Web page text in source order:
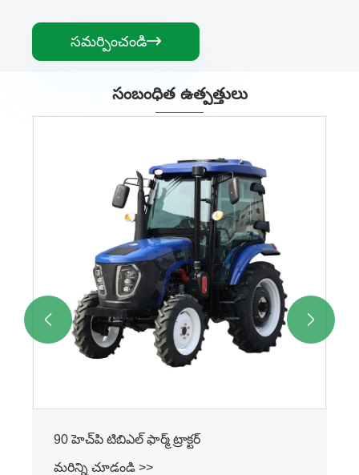
సమర్పించండి
సంబంధిత ఉత్పత్తులు
90 హెచ్‌పి టిబిఎల్ ఫార్మ్ ట్రాక్టర్
మరిన్ని చూడండి >>
 